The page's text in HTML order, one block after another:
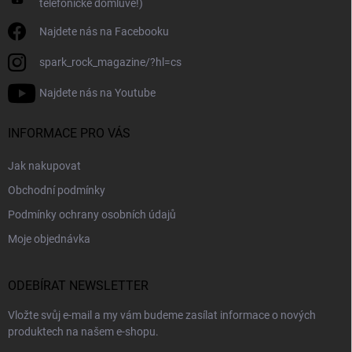
telefonické domluvě!)
Najdete nás na Facebooku
spark_rock_magazine/?hl=cs
Najdete nás na Youtube
INFORMACE PRO VÁS
Jak nakupovat
Obchodní podmínky
Podmínky ochrany osobních údajů
Moje objednávka
ODEBÍRAT NEWSLETTER
Vložte svůj e-mail a my vám budeme zasílat informace o nových
produktech na našem e-shopu.